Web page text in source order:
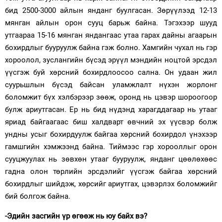
бид 2500-3000 айлын янданг буулгасан. Зөрүүлээд 12-13
мянган айлын орон сууц барьж байна. Тэгэхээр шууд
утгаараа 15-16 мянган яндангаас утаа гарах дайны агаарын
бохирдлыг бууруулж байна гэж болно. Хамгийн чухал нь гэр
хороолол, зуслангийн бүсэд эрүүл мэндийн ноцтой эрсдэл
үүсгэж буй хөрсний бохирдлоосоо сална. Он удаан жил
суурьшлын бүсэд байсан уламжлалт нүхэн жорлонг
боломжит бүх хэлбэрээр зөөж, оронд нь цэвэр шороогоор
булж ариутгасан. Ер нь бид нүдэнд харагддагаар нь утааг
яриад байгаагаас биш халдварт өвчний эх үүсвэр болж
ундны усыг бохирдуулж байгаа хөрсний бохирдол үнэхээр
гамшгийн хэмжээнд байна. Тиймээс гэр хорооллыг орон
сууцжуулах нь зөвхөн утааг бууруулж, янданг цөөлөхөөс
гадна олон төрлийн эрсдэлийг үүсгэж байгаа хөрсний
бохирдлыг шийдэж, хөрсийг ариутгах, цэвэрлэх боломжийг
бий болгож байна.
-Эдийн засгийн үр өгөөж нь юу байх вэ?